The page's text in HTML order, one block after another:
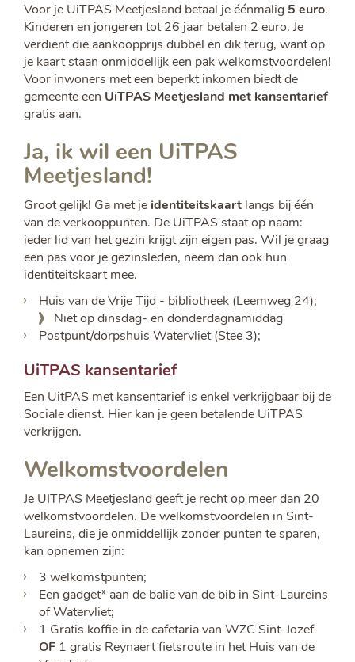
Voor je UiTPAS Meetjesland betaal je éénmalig 5 euro.
Kinderen en jongeren tot 26 jaar betalen 2 euro. Je
verdient die aankoopprijs dubbel en dik terug, want op
je kaart staan onmiddellijk een pak welkomstvoordelen!
Voor inwoners met een beperkt inkomen biedt de
gemeente een UiTPAS Meetjesland met kansentarief
gratis aan.
Ja, ik wil een UiTPAS
Meetjesland!
Groot gelijk! Ga met je identiteitskaart langs bij één
van de verkooppunten. De UiTPAS staat op naam:
ieder lid van het gezin krijgt zijn eigen pas. Wil je graag
een pas voor je gezinsleden, neem dan ook hun
identiteitskaart mee.
Huis van de Vrije Tijd - bibliotheek (Leemweg 24);
Niet op dinsdag- en donderdagnamiddag
Postpunt/dorpshuis Watervliet (Stee 3);
UiTPAS kansentarief
Een UitPAS met kansentarief is enkel verkrijgbaar bij de
Sociale dienst. Hier kan je geen betalende UiTPAS
verkrijgen.
Welkomstvoordelen
Je UITPAS Meetjesland geeft je recht op meer dan 20
welkomstvoordelen. De welkomstvoordelen in Sint-
Laureins, die je onmiddellijk zonder punten te sparen,
kan opnemen zijn:
3 welkomstpunten;
Een gadget* aan de balie van de bib in Sint-Laureins
of Watervliet;
1 Gratis koffie in de cafetaria van WZC Sint-Jozef
OF 1 gratis Reynaert fietsroute in het Huis van de